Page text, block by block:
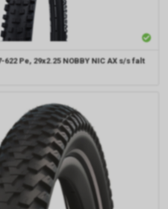
Pe, 29x2.25 NOBBY NIC AX s/s falt